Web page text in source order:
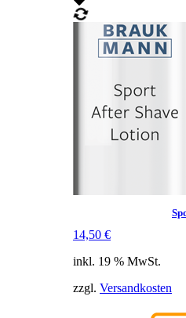
14,50 €
inkl. 19 % MwSt.
zzgl. Versandkosten